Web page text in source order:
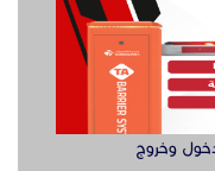
دخول وخروج